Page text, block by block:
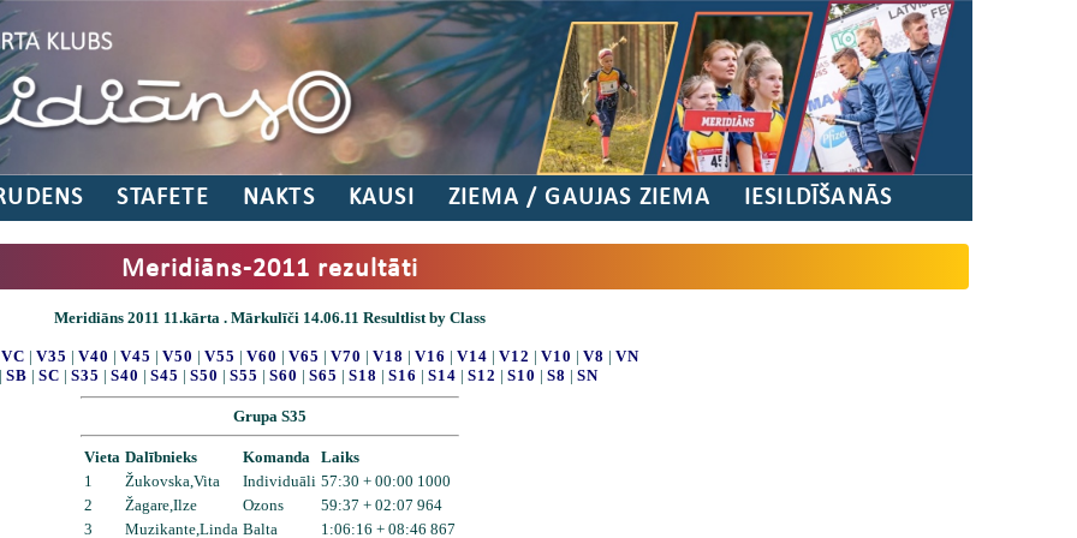
STAFETE NAKTS KAUSI ZIEMA / GAUJAS ZIEMA IESILDĪŠANĀS
Meridiāns-2011 rezultāti
Meridiāns 2011 11.kārta . Mārkulīči 14.06.11 Resultlist by Class
VC | V35 | V40 | V45 | V50 | V55 | V60 | V65 | V70 | V18 | V16 | V14 | V12 | V10 | V8 | VN
SB | SC | S35 | S40 | S45 | S50 | S55 | S60 | S65 | S18 | S16 | S14 | S12 | S10 | S8 | SN
Grupa S35
Vieta Dalībnieks Komanda
Laiks
1
Žukovska,Vita Individuāli 57:30 + 00:00 1000
2
Žagare,Ilze Ozons
59:37 + 02:07 964
3
Muzikante,Linda Balta 1:06:16 + 08:46 867